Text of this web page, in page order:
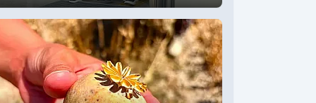
Dikkat Çeken İfadeler